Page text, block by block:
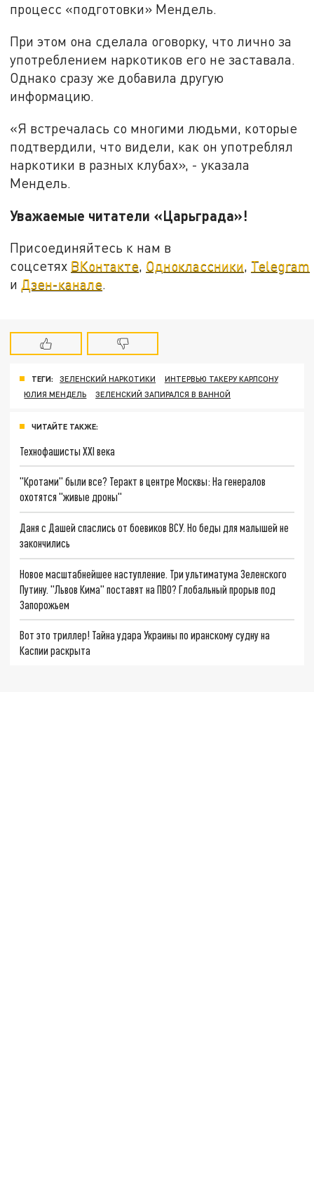
процесс «подготовки» Мендель.
При этом она сделала оговорку, что лично за
употреблением наркотиков его не заставала.
Однако сразу же добавила другую
информацию.
«Я встречалась со многими людьми, которые
подтвердили, что видели, как он употреблял
наркотики в разных клубах», - указала
Мендель.
Уважаемые читатели «Царьграда»!
Присоединяйтесь к нам в
соцсетях ВКонтакте, Одноклассники, Telegram
и Дзен-канале.
ТЕГИ: ЗЕЛЕНСКИЙ НАРКОТИКИ
ИНТЕРВЬЮ ТАКЕРУ КАРЛСОНУ
ЮЛИЯ МЕНДЕЛЬ
ЗЕЛЕНСКИЙ ЗАПИРАЛСЯ В ВАННОЙ
ЧИТАЙТЕ ТАКЖЕ:
Технофашисты XXI века
"Кротами" были все? Теракт в центре Москвы: На генералов
охотятся "живые дроны"
Даня с Дашей спаслись от боевиков ВСУ. Но беды для малышей не
закончились
Новое масштабнейшее наступление. Три ультиматума Зеленского
Путину. "Львов Кима" поставят на ПВО? Глобальный прорыв под
Запорожьем
Вот это триллер! Тайна удара Украины по иранскому судну на
Каспии раскрыта